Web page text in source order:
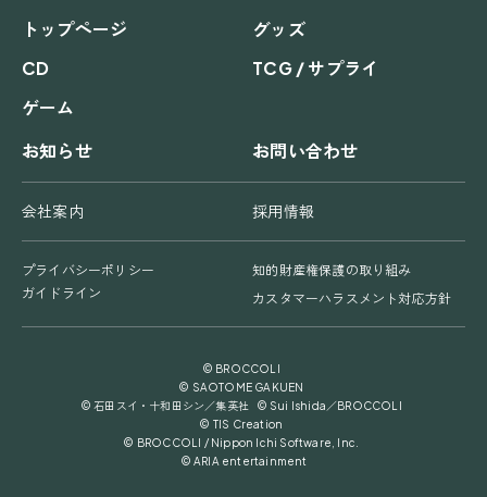
トップページ
グッズ
CD
TCG / サプライ
ゲーム
お知らせ
お問い合わせ
会社案内 採用情報
プライバシーポリシー
知的財産権保護の取り組み
ガイドライン
カスタマーハラスメント対応方針
© BROCCOLI
© SAOTOME GAKUEN
© 石田スイ・十和田シン／集英社 © Sui Ishida／BROCCOLI
© TIS Creation
© BROCCOLI / Nippon Ichi Software, Inc.
© ARIA entertainment